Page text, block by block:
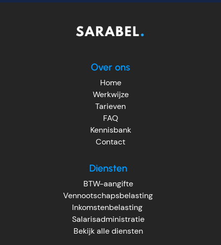
Over ons
Home
Werkwijze
Tarieven
FAQ
Kennisbank
Contact
Diensten
BTW-aangifte
Vennootschapsbelasting
Inkomstenbelasting
Salarisadministratie
Bekijk alle diensten